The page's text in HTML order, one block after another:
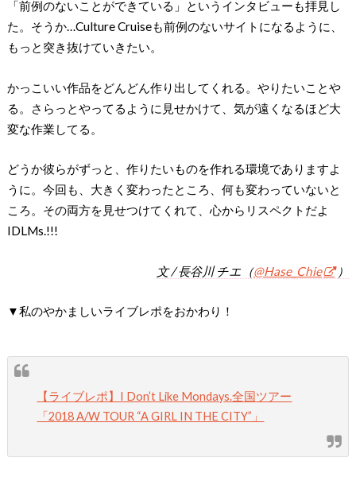
「前例のないことができている」というインタビューも拝見し
た。そうか…Culture Cruiseも前例のないサイトになるように、
もっと突き抜けていきたい。
かっこいい作品をどんどん作り出してくれる。やりたいことや
る。さらっとやってるように見せかけて、気が遠くなるほど大
変な作業してる。
どうか彼らがずっと、作りたいものを作れる環境でありますよ
うに。今回も、大きく変わったところ、何も変わっていないと
ころ。その両方を見せつけてくれて、心からリスペクトだよ
IDLMs.!!!
文 / 長谷川 チエ（@Hase_Chie ）
▼私のやかましいライブレポをおかわり！
【ライブレポ】I Don’t Like Mondays.全国ツアー
「2018 A/W TOUR “A GIRL IN THE CITY”」